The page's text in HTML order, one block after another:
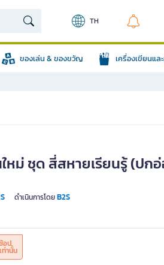
TH
ของเล่น & ของขวัญ เครื่องเขียนแ
หม่ ชุด สี่สหายเรียนรู้ (ปก
ดำเนินการโดยB2S
อป
ท่านั้น